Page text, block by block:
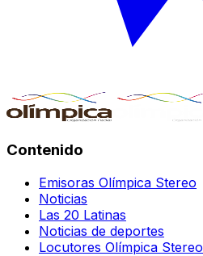
Contenido
Emisoras Olímpica Stereo
Noticias
Las 20 Latinas
Noticias de deportes
Locutores Olímpica Stereo